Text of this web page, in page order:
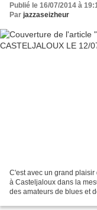
Publié le 16/07/2014 à
Par jazzaseizheur
C'est avec un grand
à Casteljaloux dans la
des amateurs de blues et